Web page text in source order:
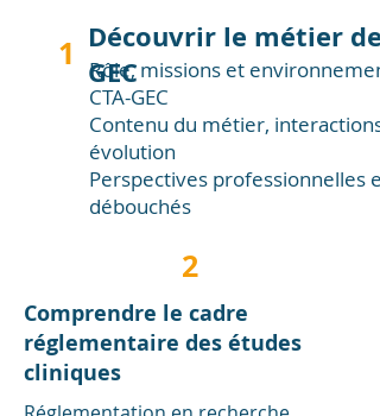
1 Découvrir le métier de
GEC
Rôle, missions et
CTA-GEC
Contenu du métier, interactions
évolution
Perspectives professionnelles et
débouchés
2
Comprendre le cadre
réglementaire des études
cliniques